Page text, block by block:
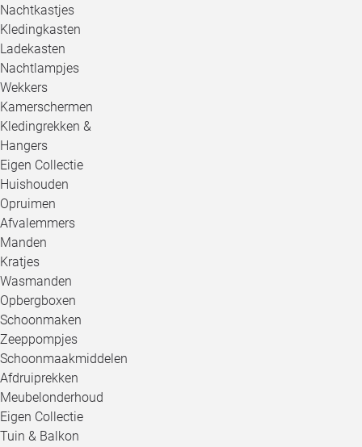
Nachtkastjes
Kledingkasten
Ladekasten
Nachtlampjes
Wekkers
Kamerschermen
Kledingrekken &
Hangers
Eigen Collectie
Huishouden
Opruimen
Afvalemmers
Manden
Kratjes
Wasmanden
Opbergboxen
Schoonmaken
Zeeppompjes
Schoonmaakmiddelen
Afdruiprekken
Meubelonderhoud
Eigen Collectie
Tuin & Balkon